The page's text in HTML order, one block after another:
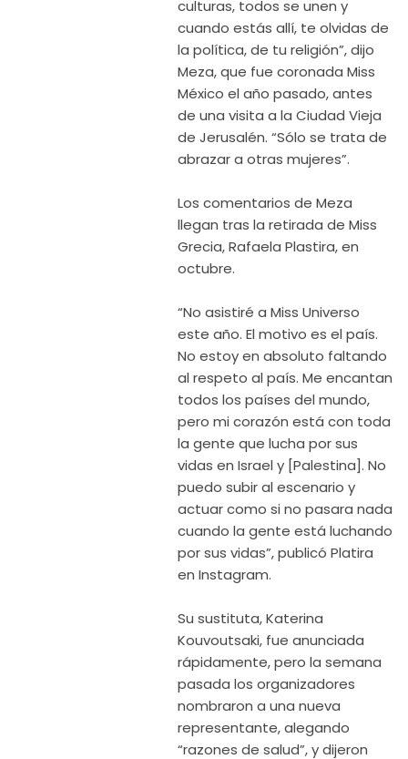
culturas, todos se unen y
cuando estás allí, te olvidas de
la política, de tu religión”, dijo
Meza, que fue coronada Miss
México el año pasado, antes
de una visita a la Ciudad Vieja
de Jerusalén. “Sólo se trata de
abrazar a otras mujeres”.
Los comentarios de Meza
llegan tras la retirada de Miss
Grecia, Rafaela Plastira, en
octubre.
“No asistiré a Miss Universo
este año. El motivo es el país.
No estoy en absoluto faltando
al respeto al país. Me encantan
todos los países del mundo,
pero mi corazón está con toda
la gente que lucha por sus
vidas en Israel y [Palestina]. No
puedo subir al escenario y
actuar como si no pasara nada
cuando la gente está luchando
por sus vidas”, publicó Platira
en Instagram.
Su sustituta, Katerina
Kouvoutsaki, fue anunciada
rápidamente, pero la semana
pasada los organizadores
nombraron a una nueva
representante, alegando
“razones de salud”, y dijeron